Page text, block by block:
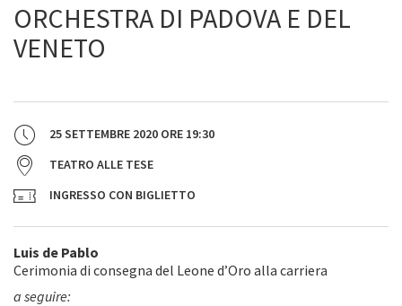
ORCHESTRA DI PADOVA E DEL
VENETO
25 SETTEMBRE 2020 ORE 19:30
TEATRO ALLE TESE
INGRESSO CON BIGLIETTO
Luis de Pablo
Cerimonia di consegna del Leone d’Oro alla carriera
a seguire: